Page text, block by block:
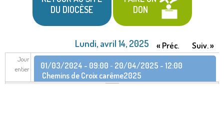
DU DIOCÈSE
DON
Lundi, avril 14, 2025 « Préc. Suiv. »
Jour
entier
01/03/2024 - 09:00 - 20/04/2025 - 12:00
Chemins de Croix carême2025